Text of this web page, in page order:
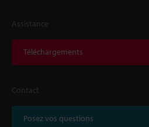
Assistance
Téléchargements
Contact
Posez vos questions